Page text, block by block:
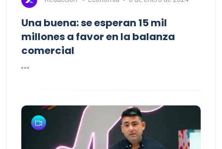
Una buena: se esperan 15 mil
millones a favor en la balanza
comercial